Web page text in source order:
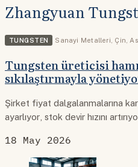
Zhangyuan
TUNGSTEN Sanayi Metalleri, Çin,
Tungsten üreticisi
sıkılaştırmayla
Şirket fiyat dalgalanmalarına
ayarlıyor, stok devir hızını
18 May 2026